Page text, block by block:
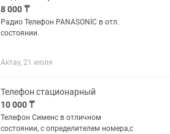
8 000 ₸
Радио Телефон PANASONİC в отл.
состоянии.
Актау, 21 июля
Телефон стационарный
10 000 ₸
Телефон Сименс в отличном
состоянии, с определителем номера,с